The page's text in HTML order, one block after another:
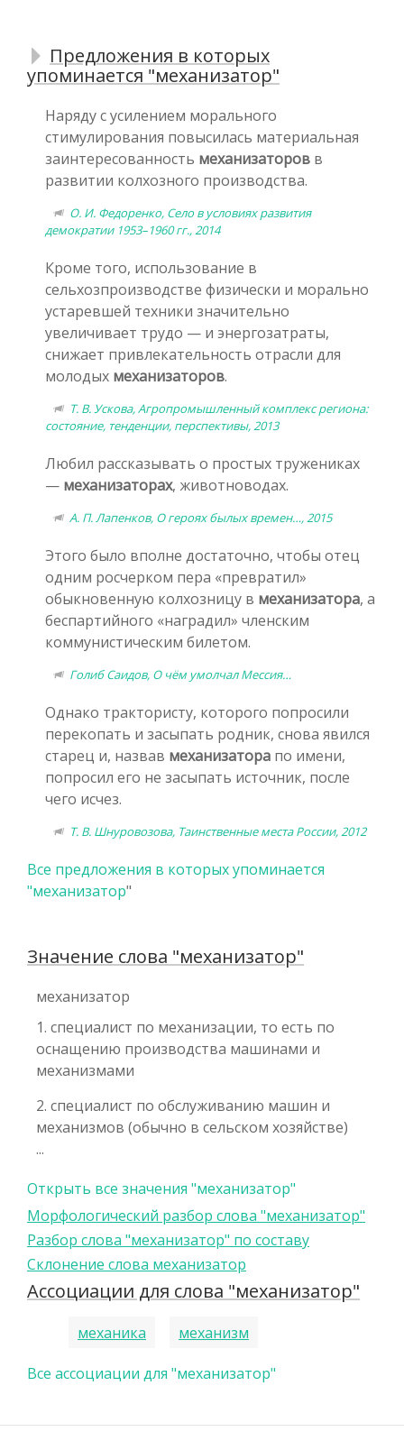
Предложения в которых
упоминается "механизатор"
Наряду с усилением морального
стимулирования повысилась материальная
заинтересованность механизаторов в
развитии колхозного производства.
О. И. Федоренко, Село в условиях развития
демократии 1953–1960 гг., 2014
Кроме того, использование в
сельхозпроизводстве физически и морально
устаревшей техники значительно
увеличивает трудо — и энергозатраты,
снижает привлекательность отрасли для
молодых механизаторов.
Т. В. Ускова, Агропромышленный комплекс региона:
состояние, тенденции, перспективы, 2013
Любил рассказывать о простых тружениках
— механизаторах, животноводах.
А. П. Лапенков, О героях былых времен…, 2015
Этого было вполне достаточно, чтобы отец
одним росчерком пера «превратил»
обыкновенную колхозницу в механизатора, а
беспартийного «наградил» членским
коммунистическим билетом.
Голиб Саидов, О чём умолчал Мессия…
Однако трактористу, которого попросили
перекопать и засыпать родник, снова явился
старец и, назвав механизатора по имени,
попросил его не засыпать источник, после
чего исчез.
Т. В. Шнуровозова, Таинственные места России, 2012
Все предложения в которых упоминается
"механизатор"
Значение слова "механизатор"
механизатор
1. специалист по механизации, то есть по
оснащению производства машинами и
механизмами
2. специалист по обслуживанию машин и
механизмов (обычно в сельском хозяйстве)
...
Открыть все значения "механизатор"
Морфологический разбор слова "механизатор"
Разбор слова "механизатор" по составу
Склонение слова механизатор
Ассоциации для слова "механизатор"
механика механизм
Все ассоциации для "механизатор"